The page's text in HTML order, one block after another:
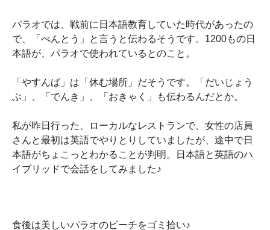
パラオでは、戦前に日本語教育していた時代があったの
で、「べんとう」と言うと伝わるそうです。1200もの日
本語が、パラオで使われているとのこと。
「やすんば」は「休む場所」だそうです。「だいじょう
ぶ」、「でんき」、「おきゃく」も伝わるんだとか。
私が昨日行った、ローカルなレストランで、女性の店員
さんと最初は英語でやりとりしていましたが、途中で日
本語がちょこっとわかることが判明。日本語と英語のハ
イブリッドで会話をしてみました♪
食後は美しいパラオのビーチをゴミ拾い♪